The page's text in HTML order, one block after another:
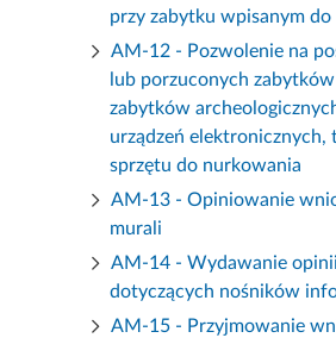
przy zabytku wpisanym
AM-12 - Pozwolenie na
lub porzuconych
zabytków
urządzeń elektronicznych,
sprzętu do nurkowania
AM-13 - Opiniowanie
murali
AM-14 - Wydawanie
dotyczących nośników
AM-15 - Przyjmowanie